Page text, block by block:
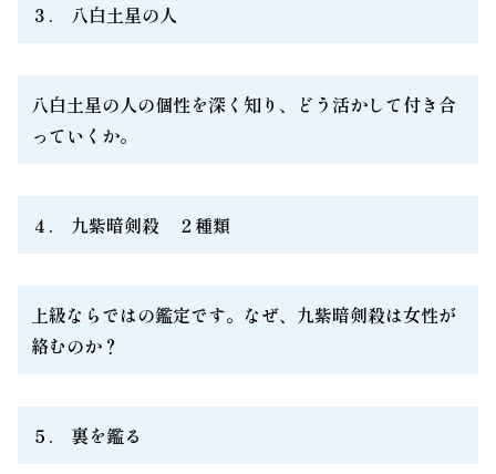
３. 八白土星の人
八白土星の人の個性を深く知り、どう活かして付き合
っていくか。
４. 九紫暗剣殺 ２種類
上級ならではの鑑定です。なぜ、九紫暗剣殺は女性が
絡むのか？
５. 裏を鑑る